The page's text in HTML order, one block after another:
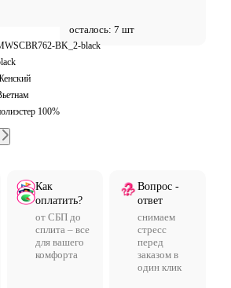
осталось: 7 шт
BK_2-black
100%
Как
оплатить?
от СБП до
сплита – все
для вашего
комфорта
Вопрос -
ответ
снимаем
стресс
перед
заказом в
один клик